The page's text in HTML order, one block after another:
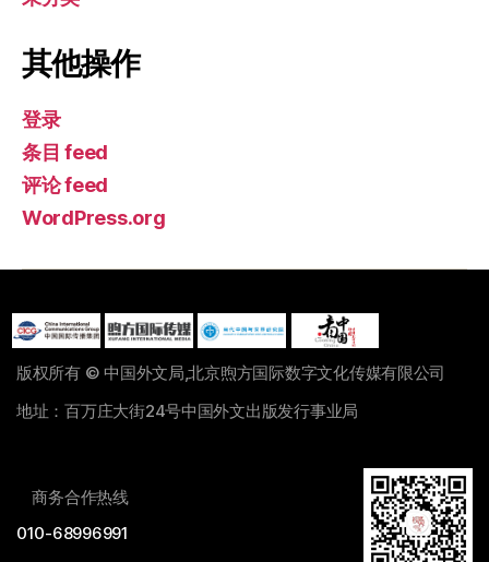
其他操作
登录
条目 feed
评论 feed
WordPress.org
版权所有 © 中国外文局,北京煦方国际数字文化传媒有限公司
地址：百万庄大街24号中国外文出版发行事业局
商务合作热线
010-68996991